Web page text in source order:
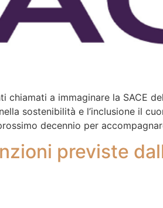
a immaginare la SACE
sostenibilità e l’inclusione il
decennio per
previste